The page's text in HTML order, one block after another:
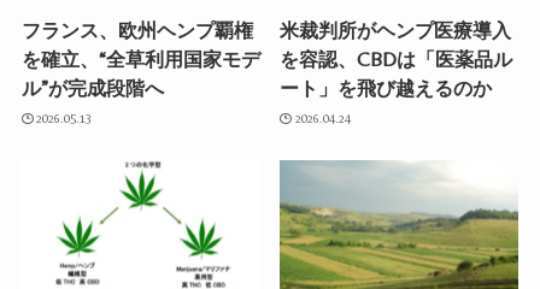
フランス、欧州ヘンプ覇権
を確立、“全草利用国家モデ
ル”が完成段階へ
2026.05.13
米裁判所がヘンプ医療導入
を容認、CBDは「医薬品ル
ート」を飛び越えるのか
2026.04.24